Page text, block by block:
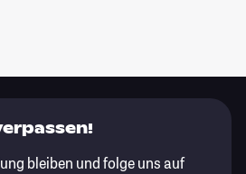
bleiben und folge uns auf